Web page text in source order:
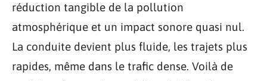
réduction tangible de la pollution
atmosphérique et un impact sonore quasi nul.
La conduite devient plus fluide, les trajets plus
rapides, même dans le trafic dense. Voilà de